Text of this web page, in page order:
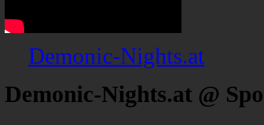
Demonic-Nights.at
Demonic-Nights.at @